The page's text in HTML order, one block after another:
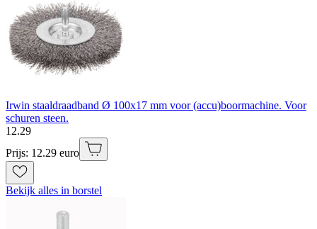
Irwin staaldraadband Ø 100x17 mm voor (accu)boormachine. Voor
schuren steen.
12.29
Prijs: 12.29 euro
Bekijk alles in borstel